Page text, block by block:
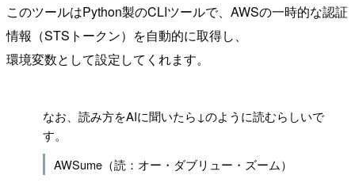
このツールはPython製のCLIツールで、AWSの一時的な認証
情報（STSトークン）を自動的に取得し、
環境変数として設定してくれます。
なお、読み方をAIに聞いたら↓のように読むらしいで
す。
AWSume（読：オー・ダブリュー・ズーム）